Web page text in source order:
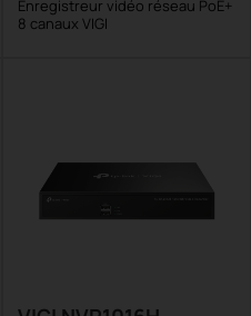
Enregistreur vidéo réseau PoE+
8 canaux VIGI